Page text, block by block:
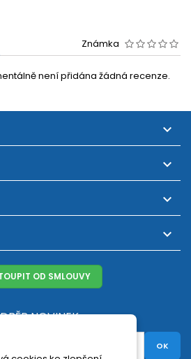
Známka
není přidána žádná recenze.




OD SMLOUVY
NOVINEK